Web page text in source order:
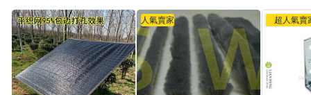
人氣賣家 超人氣賣